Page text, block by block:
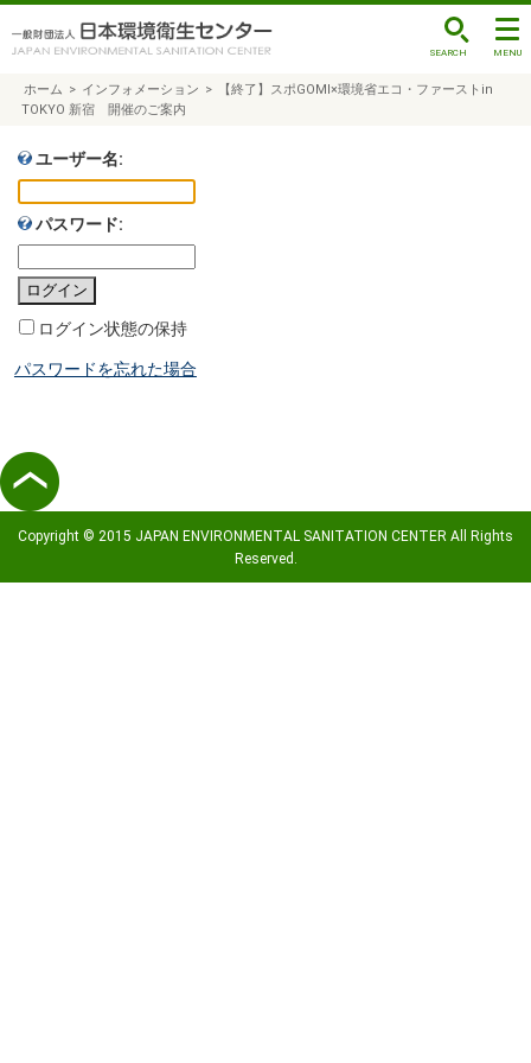
ホーム > インフォメーション >
【終了】スポGOMI×環境省エコ・ファーストin
TOKYO 新宿 開催のご案内
ユーザー名:
パスワード:
ログイン状態の保持
パスワードを忘れた場合
Copyright © 2015 JAPAN ENVIRONMENTAL SANITATION CENTER All Rights
Reserved.